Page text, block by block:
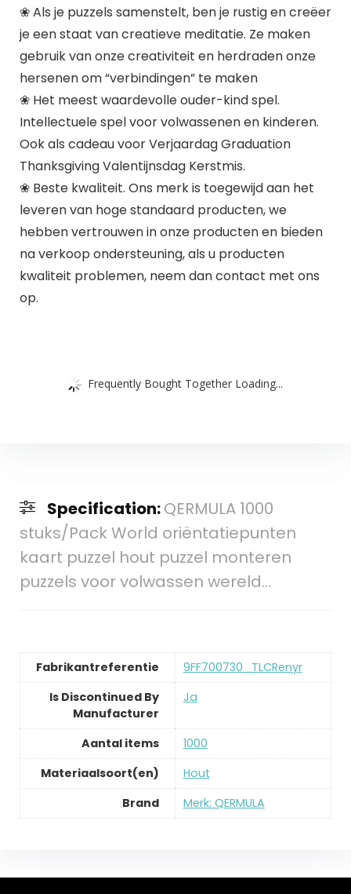
❀ Als je puzzels samenstelt, ben je rustig en creëer
je een staat van creatieve meditatie. Ze maken
gebruik van onze creativiteit en herdraden onze
hersenen om “verbindingen” te maken
❀ Het meest waardevolle ouder-kind spel.
Intellectuele spel voor volwassenen en kinderen.
Ook als cadeau voor Verjaardag Graduation
Thanksgiving Valentijnsdag Kerstmis.
❀ Beste kwaliteit. Ons merk is toegewijd aan het
leveren van hoge standaard producten, we
hebben vertrouwen in onze producten en bieden
na verkoop ondersteuning, als u producten
kwaliteit problemen, neem dan contact met ons
op.
Frequently Bought Together Loading...
Specification:QERMULA 1000
stuks/Pack World oriëntatiepunten
kaart puzzel hout puzzel monteren
puzzels voor volwassen wereld…
Fabrikantreferentie
‎9FF700730_TLCRenyr
Is Discontinued By
Manufacturer
‎Ja
Aantal items
‎1000
Materiaalsoort(en)
‎Hout
Brand
Merk: QERMULA